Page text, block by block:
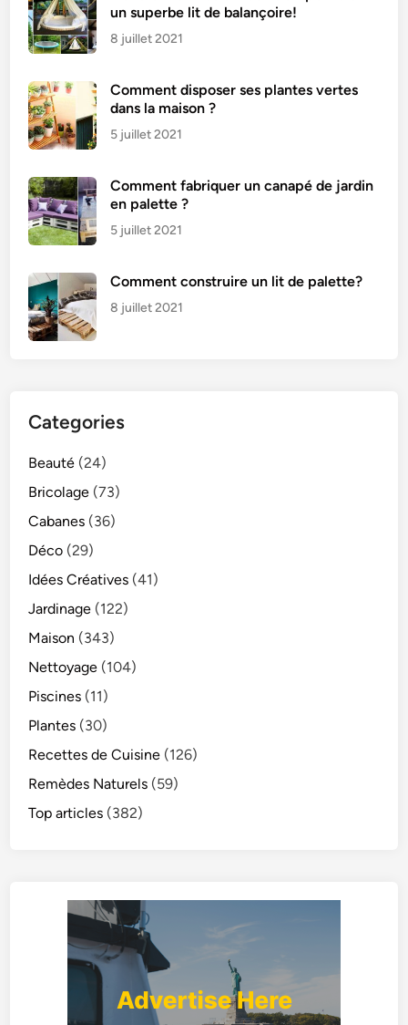
un superbe lit de balançoire!
8 juillet 2021
Comment disposer ses plantes vertes
dans la maison ?
5 juillet 2021
Comment fabriquer un canapé de jardin
en palette ?
5 juillet 2021
Comment construire un lit de palette?
8 juillet 2021
Categories
Beauté (24)
Bricolage (73)
Cabanes (36)
Déco (29)
Idées Créatives (41)
Jardinage (122)
Maison (343)
Nettoyage (104)
Piscines (11)
Plantes (30)
Recettes de Cuisine (126)
Remèdes Naturels (59)
Top articles (382)